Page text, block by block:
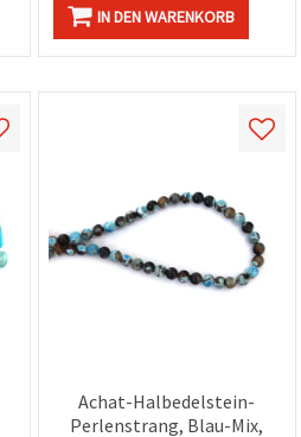
IN DEN WARENKORB
Achat-Halbedelstein-
Perlenstrang, Blau-Mix,